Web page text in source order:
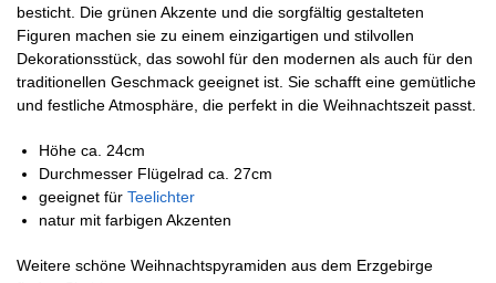
besticht. Die grünen Akzente und die sorgfältig gestalteten
Figuren machen sie zu einem einzigartigen und stilvollen
Dekorationsstück, das sowohl für den modernen als auch für den
traditionellen Geschmack geeignet ist. Sie schafft eine gemütliche
und festliche Atmosphäre, die perfekt in die Weihnachtszeit passt.
Höhe ca. 24cm
Durchmesser Flügelrad ca. 27cm
geeignet für Teelichter
natur mit farbigen Akzenten
Weitere schöne Weihnachtspyramiden aus dem Erzgebirge